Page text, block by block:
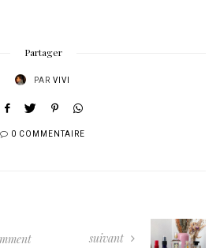
Partager
PAR VIVI
0 COMMENTAIRE
suivant